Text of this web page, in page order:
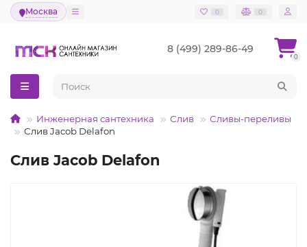
Москва 0 0
8 (499) 289-86-49
0
Инженерная сантехника Слив
Сливы-переливы
Слив Jacob Delafon
Слив Jacob Delafon